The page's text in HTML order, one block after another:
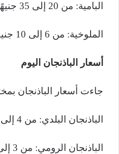
البامية: من 20 إلى 35 جنيهًا للكيلو.
الملوخية: من 6 إلى 10 جنيهات للكيلو.
أسعار الباذنجان اليوم
جاءت أسعار الباذنجان
الباذنجان البلدي: من 4 إلى 7 جنيهات.
الباذنجان الرومي: من 3 إلى 6 جنيهات.